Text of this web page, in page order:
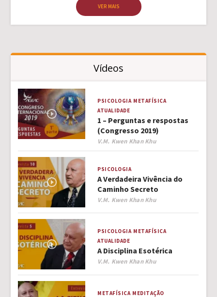
VER MAIS
Vídeos
PSICOLOGIA METAFÍSICA
ATUALIDADE
1 – Perguntas e respostas
(Congresso 2019)
Author
V.M. Kwen Khan Khu
PSICOLOGIA
A Verdadeira Vivência do
Caminho Secreto
Author
V.M. Kwen Khan Khu
PSICOLOGIA METAFÍSICA
ATUALIDADE
A Disciplina Esotérica
Author
V.M. Kwen Khan Khu
METAFÍSICA MEDITAÇÃO